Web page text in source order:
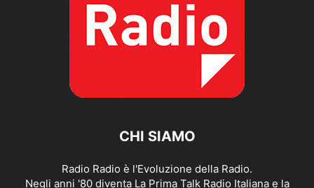
CHI SIAMO
Radio Radio è l'Evoluzione della Radio.
Negli anni '80 diventa La Prima Talk Radio Italiana e la